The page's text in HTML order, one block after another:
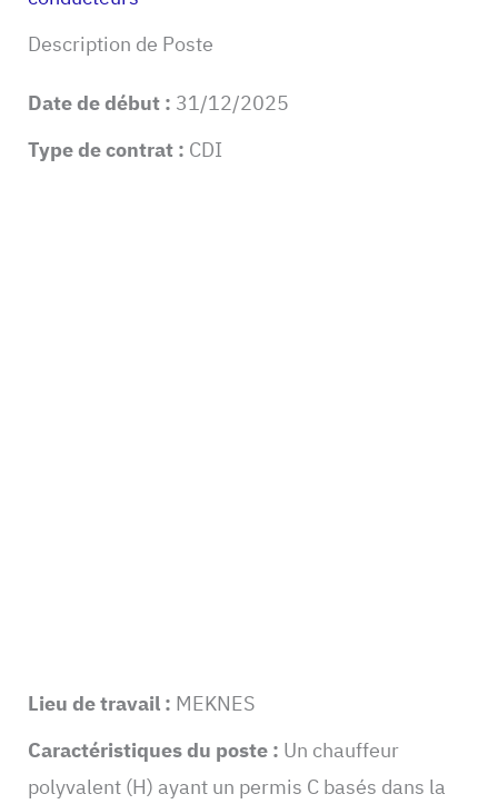
Description de Poste
Date de début : 31/12/2025
Type de contrat : CDI
Lieu de travail : MEKNES
Caractéristiques du poste : Un chauffeur
polyvalent (H) ayant un permis C basés dans la